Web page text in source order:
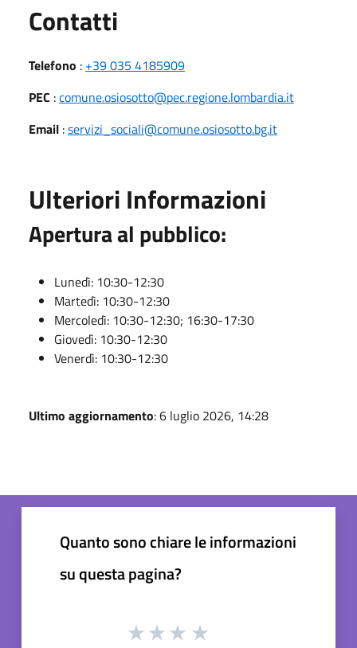
Contatti
Telefono : +39 035 4185909
PEC :comune.osiosotto@pec.regione.lombardia.it
Email :servizi_sociali@comune.osiosotto.bg.it
Ulteriori Informazioni
Apertura al pubblico:
Lunedì: 10:30-12:30
Martedì: 10:30-12:30
Mercoledì: 10:30-12:30; 16:30-17:30
Giovedì: 10:30-12:30
Venerdì: 10:30-12:30
Ultimo aggiornamento: 6 luglio 2026, 14:28
Quanto sono chiare le informazioni
su questa pagina?